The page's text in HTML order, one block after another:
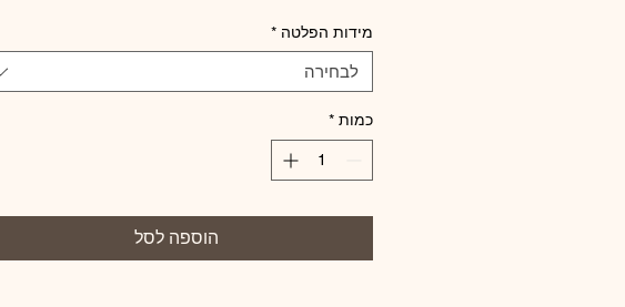
מידות הפלטה *
לבחירה
כמות *
הוספה לסל